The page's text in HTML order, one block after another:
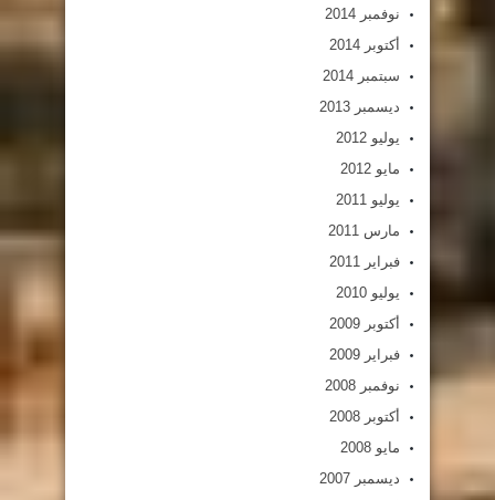
نوفمبر 2014
أكتوبر 2014
سبتمبر 2014
ديسمبر 2013
يوليو 2012
مايو 2012
يوليو 2011
مارس 2011
فبراير 2011
يوليو 2010
أكتوبر 2009
فبراير 2009
نوفمبر 2008
أكتوبر 2008
مايو 2008
ديسمبر 2007